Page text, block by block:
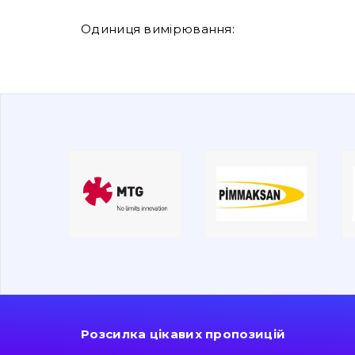
Одиниця вимірювання:
Розсилка цікавих пропозицій